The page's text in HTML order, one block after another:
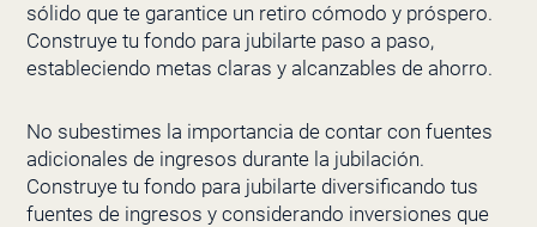
sólido que te garantice un retiro cómodo y próspero.
Construye tu fondo para jubilarte paso a paso,
estableciendo metas claras y alcanzables de ahorro.
No subestimes la importancia de contar con fuentes
adicionales de ingresos durante la jubilación.
Construye tu fondo para jubilarte diversificando tus
fuentes de ingresos y considerando inversiones que